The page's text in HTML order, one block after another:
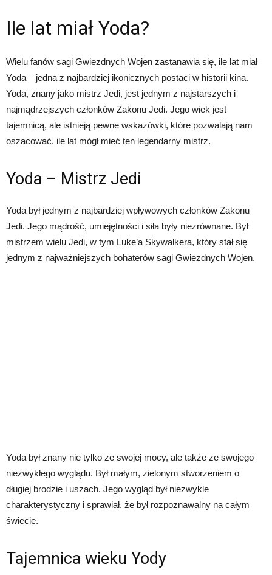
Ile lat miał Yoda?
Wielu fanów sagi Gwiezdnych Wojen zastanawia się, ile lat miał
Yoda – jedna z najbardziej ikonicznych postaci w historii kina.
Yoda, znany jako mistrz Jedi, jest jednym z najstarszych i
najmądrzejszych członków Zakonu Jedi. Jego wiek jest
tajemnicą, ale istnieją pewne wskazówki, które pozwalają nam
oszacować, ile lat mógł mieć ten legendarny mistrz.
Yoda – Mistrz Jedi
Yoda był jednym z najbardziej wpływowych członków Zakonu
Jedi. Jego mądrość, umiejętności i siła były niezrównane. Był
mistrzem wielu Jedi, w tym Luke’a Skywalkera, który stał się
jednym z najważniejszych bohaterów sagi Gwiezdnych Wojen.
Yoda był znany nie tylko ze swojej mocy, ale także ze swojego
niezwykłego wyglądu. Był małym, zielonym stworzeniem o
długiej brodzie i uszach. Jego wygląd był niezwykle
charakterystyczny i sprawiał, że był rozpoznawalny na całym
świecie.
Tajemnica wieku Yody